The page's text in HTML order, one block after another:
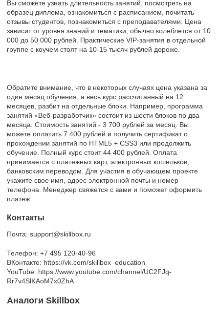
Вы сможете узнать длительность занятий, посмотреть на
образец диплома, ознакомиться с расписанием, почитать
отзывы студентов, познакомиться с преподавателями. Цена
зависит от уровня знаний и тематики, обычно колеблется от 10
000 до 50 000 рублей. Практические VIP-занятия в отдельной
группе с коучем стоят на 10-15 тысяч рублей дороже.
Обратите внимание, что в некоторых случаях цена указана за
один месяц обучения, а весь курс рассчитанный на 12
месяцев, разбит на отдельные блоки. Например, программа
занятий «Веб-разработчик» состоит из шести блоков по два
месяца. Стоимость занятий - 3 700 рублей за месяц. Вы
можете оплатить 7 400 рублей и получить сертификат о
прохождении занятий по HTML5 + CSS3 или продолжить
обучение. Полный курс стоит 44 400 рублей. Оплата
принимается с платежных карт, электронных кошельков,
банковским переводом. Для участия в обучающем проекте
укажите свое имя, адрес электронной почты и номер
телефона. Менеджер свяжется с вами и поможет оформить
платеж.
Контакты
Почта: support@skillbox.ru
Телефон: +7 495 120-40-96
ВКонтакте: https://vk.com/skillbox_education
YouTube: https://www.youtube.com/channel/UC2FJq-
Rr7v4SlKAoM7x0ZhA
Аналоги Skillbox